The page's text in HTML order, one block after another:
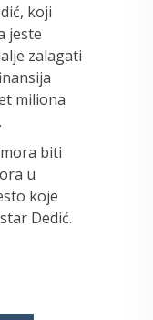
koji
jeste
zalagati
miliona
biti
u
koje
Dedić.